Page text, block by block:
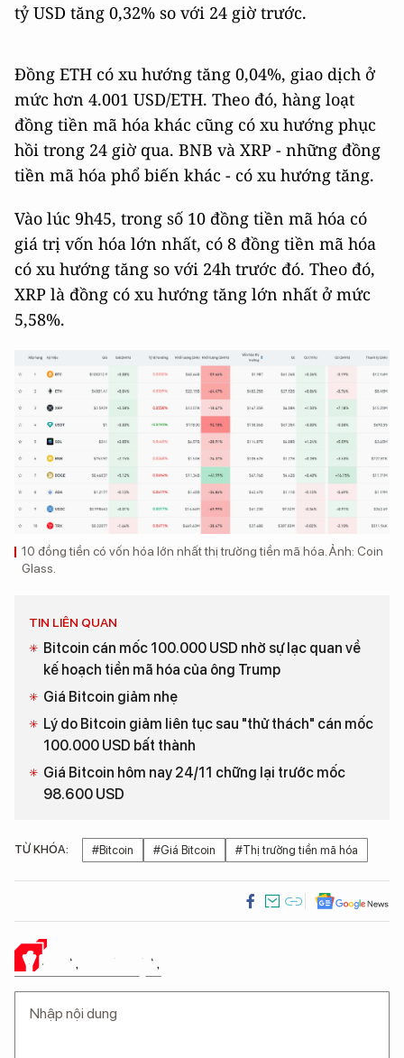
tỷ USD tăng 0,32% so với 24 giờ trước.
Đồng ETH có xu hướng tăng 0,04%, giao dịch ở
mức hơn 4.001 USD/ETH. Theo đó, hàng loạt
đồng tiền mã hóa khác cũng có xu hướng phục
hồi trong 24 giờ qua. BNB và XRP - những đồng
tiền mã hóa phổ biến khác - có xu hướng tăng.
Vào lúc 9h45, trong số 10 đồng tiền mã hóa có
giá trị vốn hóa lớn nhất, có 8 đồng tiền mã hóa
có xu hướng tăng so với 24h trước đó. Theo đó,
XRP là đồng có xu hướng tăng lớn nhất ở mức
5,58%.
10 đồng tiền có vốn hóa lớn nhất thị trường tiền mã hóa. Ảnh: Coin
Glass.
TIN LIÊN QUAN
Bitcoin cán mốc 100.000 USD nhờ sự lạc quan về
kế hoạch tiền mã hóa của ông Trump
Giá Bitcoin giảm nhẹ
Lý do Bitcoin giảm liên tục sau "thử thách" cán mốc
100.000 USD bất thành
Giá Bitcoin hôm nay 24/11 chững lại trước mốc
98.600 USD
TỪ KHÓA: #Bitcoin #Giá Bitcoin #Thị trường tiền mã hóa
Ý KIẾN CỦA BẠN